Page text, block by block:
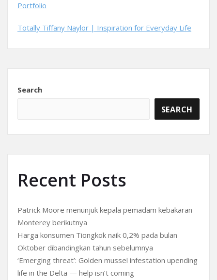
Portfolio
Totally Tiffany Naylor | Inspiration for Everyday Life
Search
SEARCH
Recent Posts
Patrick Moore menunjuk kepala pemadam kebakaran
Monterey berikutnya
Harga konsumen Tiongkok naik 0,2% pada bulan
Oktober dibandingkan tahun sebelumnya
‘Emerging threat’: Golden mussel infestation upending
life in the Delta — help isn’t coming